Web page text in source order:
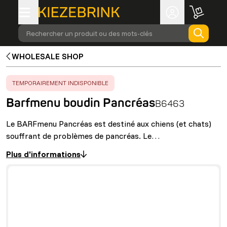
Rechercher un produit ou des mots-clés
WHOLESALE SHOP
ERROR:
TEMPORAIREMENT INDISPONIBLE
Barfmenu boudin PancréasB6463
Le BARFmenu Pancréas est destiné aux chiens (et chats)
souffrant de problèmes de pancréas. Le…
Plus d'informations